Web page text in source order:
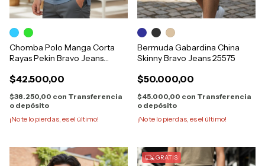
Chomba Polo Manga Corta
Rayas Pekin Bravo Jeans
$42.500,00
$38.250,00 con Transferencia
o depósito
¡No te lo pierdas, es el último!
Bermuda Gabardina China
Skinny Bravo Jeans 25575
$50.000,00
$45.000,00 con Transferencia
o depósito
¡No te lo pierdas, es el último!
GRATIS